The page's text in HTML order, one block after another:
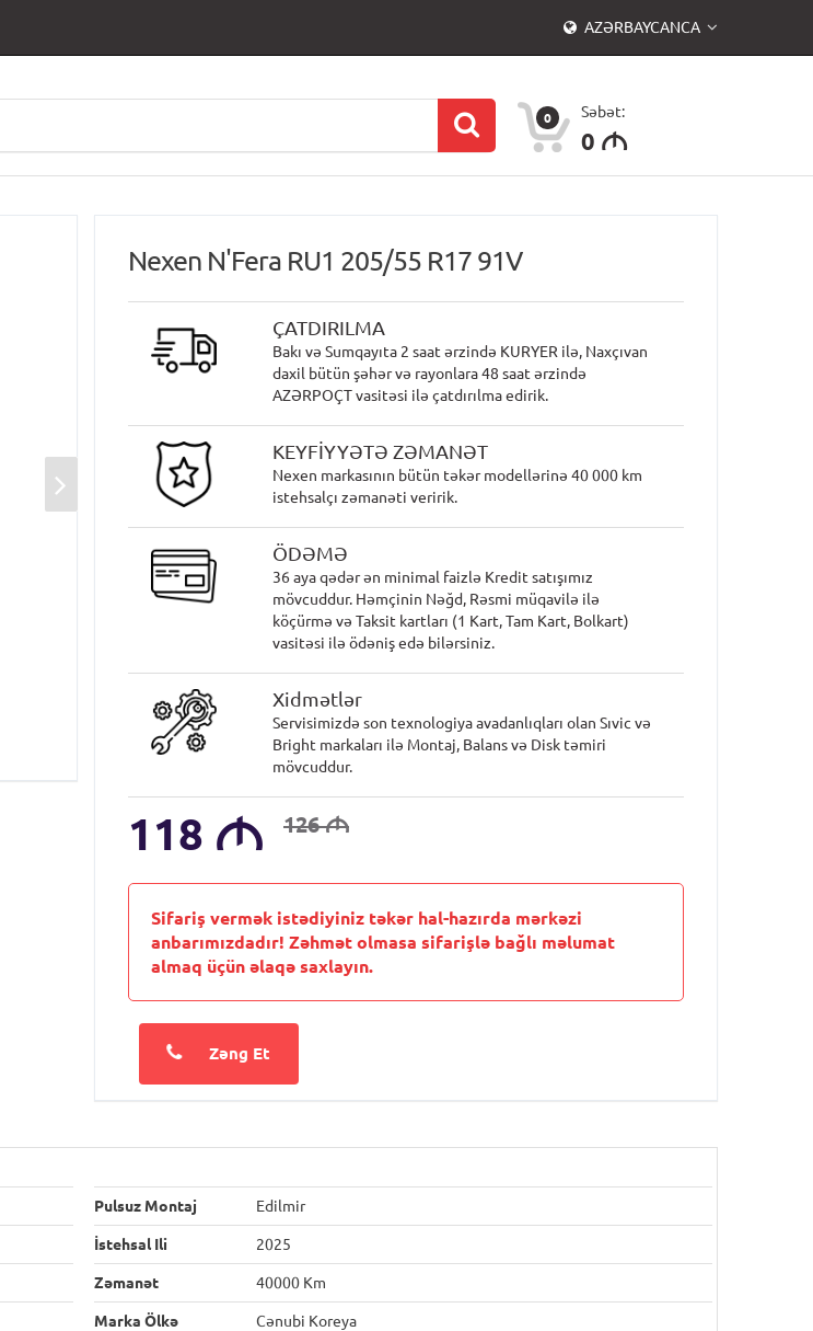
AZƏRBAYCANCA
0 Səbət:
0 M
Nexen N'Fera RU1 205/55 R17 91V
ÇATDIRILMA
Bakı və Sumqayıta 2 saat ərzində KURYER ilə, Naxçıvan
daxil bütün şəhər və rayonlara 48 saat ərzində
AZƏRPOÇT vasitəsi ilə çatdırılma edirik.
KEYFİYYƏTƏ ZƏMANƏT
Nexen markasının bütün təkər modellərinə 40 000 km
istehsalçı zəmanəti veririk.
ÖDƏMƏ
36 aya qədər ən minimal faizlə Kredit satışımız
mövcuddur. Həmçinin Nəğd, Rəsmi müqavilə ilə
köçürmə və Taksit kartları (1 Kart, Tam Kart, Bolkart)
vasitəsi ilə ödəniş edə bilərsiniz.
Xidmətlər
Servisimizdə son texnologiya avadanlıqları olan Sıvic və
Bright markaları ilə Montaj, Balans və Disk təmiri
mövcuddur.
118 M 126M
Sifariş vermək istədiyiniz təkər hal-hazırda mərkəzi
anbarımızdadır! Zəhmət olmasa sifarişlə bağlı məlumat
almaq üçün əlaqə saxlayın.
Zəng Et
Pulsuz Montaj Edilmir
İstehsal Ili 2025
Zəmanət 40000 Km
Marka Ölkə Cənubi Koreya